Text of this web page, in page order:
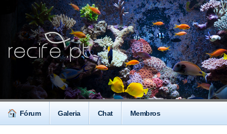
Fórum Galeria Chat Membros